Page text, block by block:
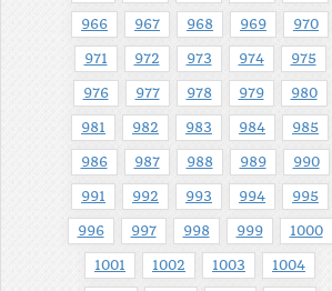
966 967 968 969 970
971 972 973 974 975
976 977 978 979 980
981 982 983 984 985
986 987 988 989 990
991 992 993 994 995
996 997 998 999 1000
1001 1002 1003 1004